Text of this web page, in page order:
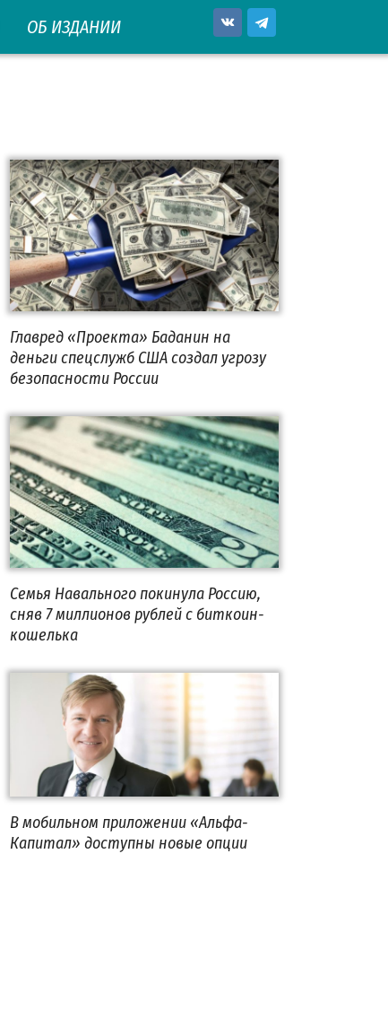
ОБ ИЗДАНИИ
Главред «Проекта» Баданин на
деньги спецслужб США создал угрозу
безопасности России
Семья Навального покинула Россию,
сняв 7 миллионов рублей с биткоин-
кошелька
В мобильном приложении «Альфа-
Капитал» доступны новые опции